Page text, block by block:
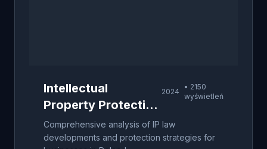
Intellectual
Property Protection
in Poland
2024
• 2150
wyświetleń
Comprehensive analysis of IP law
developments and protection strategies for